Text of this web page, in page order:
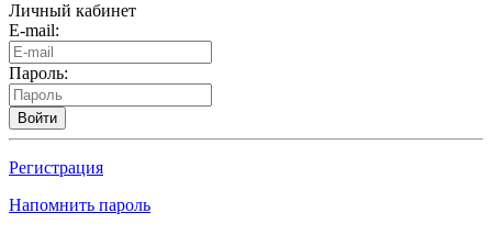
Личный кабинет
E-mail:
Пароль:
Войти
Регистрация
Напомнить пароль